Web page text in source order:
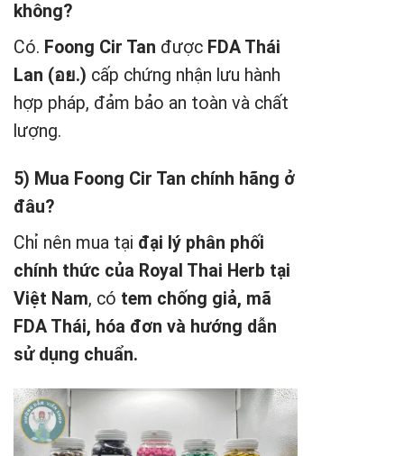
không?
Có. Foong Cir Tan được FDA Thái
Lan (อย.) cấp chứng nhận lưu hành
hợp pháp, đảm bảo an toàn và chất
lượng.
5) Mua Foong Cir Tan chính hãng ở
đâu?
Chỉ nên mua tại đại lý phân phối
chính thức của Royal Thai Herb tại
Việt Nam, có tem chống giả, mã
FDA Thái, hóa đơn và hướng dẫn
sử dụng chuẩn.